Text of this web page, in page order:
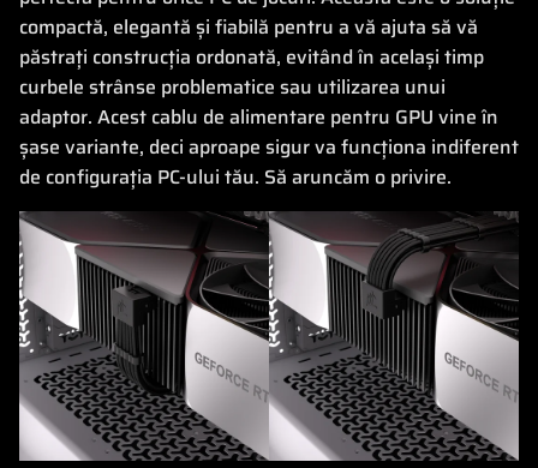
compactă, elegantă și fiabilă pentru a vă ajuta să vă
păstrați construcția ordonată, evitând în același timp
curbele strânse problematice sau utilizarea unui
adaptor. Acest cablu de alimentare pentru GPU vine în
șase variante, deci aproape sigur va funcționa indiferent
de configurația PC-ului tău. Să aruncăm o privire.